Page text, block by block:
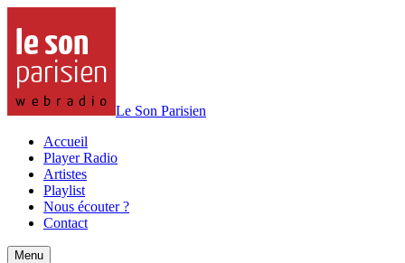
Le Son Parisien
Accueil
Player Radio
Artistes
Playlist
Nous écouter ?
Contact
Menu